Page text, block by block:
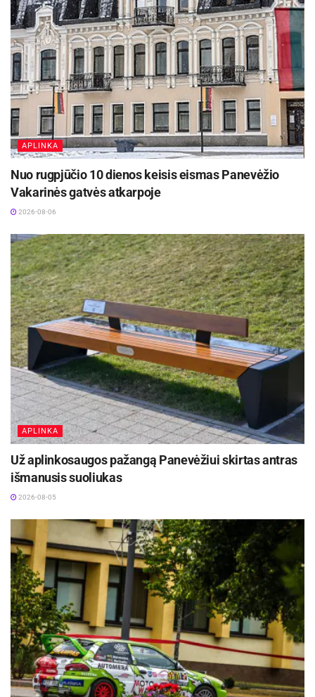
kurį laiką išlaikė lyderės poziciją. Galutinėje
rikiuotėje sportininkė moterų įskaitoje iškovojo
antrąją vietą, o bendroje įskaitoje nusileido tik
trims dalyviams.
Šis išskirtinis pasiekimas jau įrašytas į Lietuvos
sporto istoriją – tai ne tik asmeninė sportininkės
pergalė, bet ir viso Panevėžio bei Lietuvos
pasididžiavimas.
Žymos: Panevėžio miesto savivaldybė
APLINKA
Nuo rugpjūčio 10 dienos keisis eismas Panevėžio
Vakarinės gatvės atkarpoje
2026-08-06
APLINKA
Už aplinkosaugos pažangą Panevėžiui skirtas antras
išmanusis suoliukas
2026-08-05